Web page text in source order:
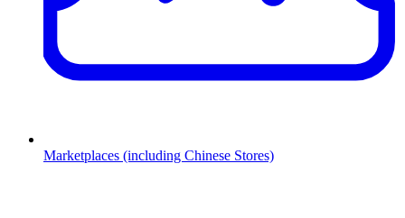
Marketplaces (including Chinese Stores)